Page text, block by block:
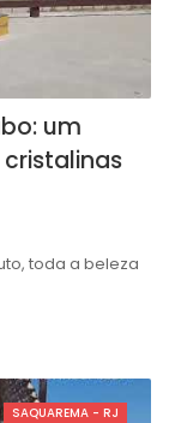
um
toda a beleza
SAQUAREMA - RJ